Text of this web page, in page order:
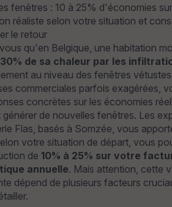
fenêtres : 10 à 25% d'économies
réaliste selon votre situation et
le retour
qu'en Belgique, une habitation
30% de sa chaleur par les
au niveau des fenêtres
commerciales parfois exagérées,
concrètes sur les économies
de nouvelles fenêtres. Les
Flas, basés à Somzée, vous
votre situation de départ, vous
de10% à 25% sur votre
annuelle. Mais attention, cette
dépend de plusieurs facteurs